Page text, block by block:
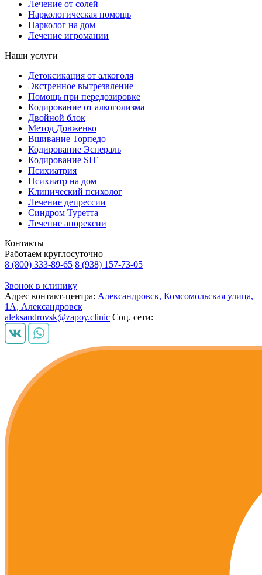
Лечение от солей
Наркологическая помощь
Нарколог на дом
Лечение игромании
Наши услуги
Детоксикация от алкоголя
Экстренное вытрезвление
Помощь при передозировке
Кодирование от алкоголизма
Двойной блок
Метод Довженко
Вшивание Торпедо
Кодирование Эспераль
Кодирование SIT
Психиатрия
Психиатр на дом
Клинический психолог
Лечение депрессии
Синдром Туретта
Лечение анорексии
Контакты
Работаем круглосуточно
8 (800) 333-89-65 8 (938) 157-73-05
Звонок в клинику
Адрес контакт-центра: Александровск, Комсомольская улица,
1А, Александровск
aleksandrovsk@zapoy.clinic Соц. сети: